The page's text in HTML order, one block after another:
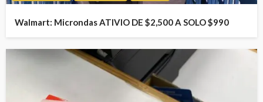
Walmart: Microndas ATIVIO DE $2,500 A SOLO $990